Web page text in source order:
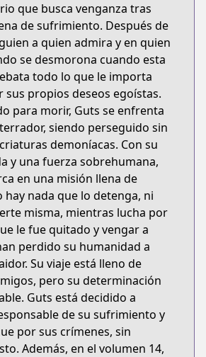
que busca venganza tras
de sufrimiento. Después de
a quien admira y en quien
se desmorona cuando esta
todo lo que le importa
sus propios deseos egoístas.
para morir, Guts se enfrenta
siendo perseguido sin
demoníacas. Con su
y una fuerza sobrehumana,
en una misión llena de
hay nada que lo detenga, ni
misma, mientras lucha por
le fue quitado y vengar a
perdido su humanidad a
Su viaje está lleno de
pero su determinación
Guts está decidido a
de su sufrimiento y
por sus crímenes, sin
Además, en el volumen 14,